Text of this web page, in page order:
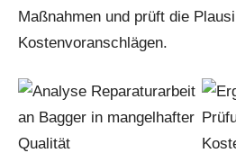
Maßnahmen und prüft die
Kostenvoranschlägen.